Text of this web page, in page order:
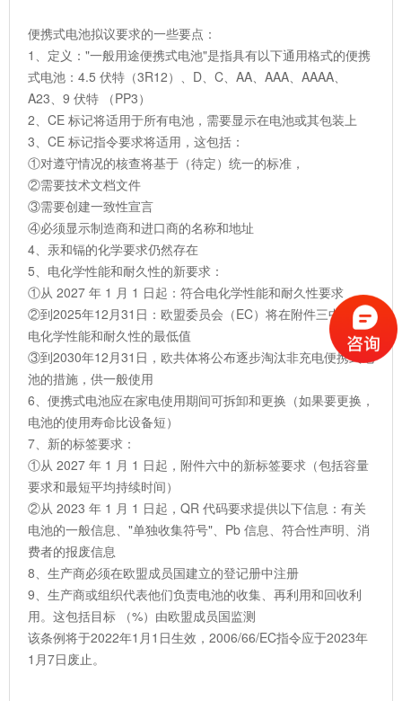
便携式电池拟议要求的一些要点：
1、定义："一般用途便携式电池"是指具有以下通用格式的便携
式电池：4.5 伏特（3R12）、D、C、AA、AAA、AAAA、
A23、9 伏特 （PP3）
2、CE 标记将适用于所有电池，需要显示在电池或其包装上
3、CE 标记指令要求将适用，这包括：
①对遵守情况的核查将基于（待定）统一的标准，
②需要技术文档文件
③需要创建一致性宣言
④必须显示制造商和进口商的名称和地址
4、汞和镉的化学要求仍然存在
5、电化学性能和耐久性的新要求：
①从 2027 年 1 月 1 日起：符合电化学性能和耐久性要求
②到2025年12月31日：欧盟委员会（EC）将在附件三中确定
电化学性能和耐久性的最低值
③到2030年12月31日，欧共体将公布逐步淘汰非充电便携式电
池的措施，供一般使用
6、便携式电池应在家电使用期间可拆卸和更换（如果要更换，
电池的使用寿命比设备短）
7、新的标签要求：
①从 2027 年 1 月 1 日起，附件六中的新标签要求（包括容量
要求和最短平均持续时间）
②从 2023 年 1 月 1 日起，QR 代码要求提供以下信息：有关
电池的一般信息、"单独收集符号"、Pb 信息、符合性声明、消
费者的报废信息
8、生产商必须在欧盟成员国建立的登记册中注册
9、生产商或组织代表他们负责电池的收集、再利用和回收利
用。这包括目标 （%）由欧盟成员国监测
该条例将于2022年1月1日生效，2006/66/EC指令应于2023年
1月7日废止。